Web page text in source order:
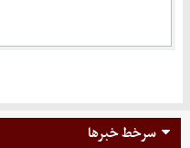
سرخط خبرها